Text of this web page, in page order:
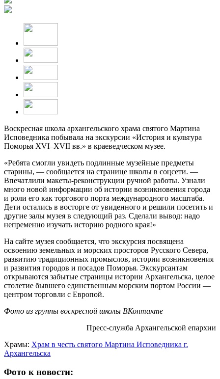
Воскресная школа архангельского храма святого Мартина
Исповедника побывала на экскурсии «История и культура
Поморья XVI–XVII вв.» в краеведческом музее.
«Ребята смогли увидеть подлинные музейные предметы
старины, — сообщается на странице школы в соцсети. —
Впечатлили макеты-реконструкции ручной работы. Узнали
много новой информации об истории возникновения города
и роли его как торгового порта международного масштаба.
Дети остались в восторге от увиденного и решили посетить и
другие залы музея в следующий раз. Сделали вывод: надо
непременно изучать историю родного края!»
На сайте музея сообщается, что экскурсия посвящена
освоению земельных и морских просторов Русского Севера,
развитию традиционных промыслов, истории возникновения
и развития городов и посадов Поморья. Экскурсантам
открываются забытые страницы истории Архангельска, целое
столетие бывшего единственным морским портом России —
центром торговли с Европой.
Фото из группы воскресной школы ВКонтакте
Пресс-служба Архангельской епархии
Храмы: Храм в честь святого Мартина Исповедника г.
Архангельска
Фото к новости: